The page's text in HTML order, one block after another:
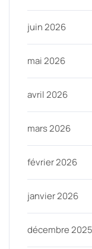
juin 2026
mai 2026
avril 2026
mars 2026
février 2026
janvier 2026
décembre 2025